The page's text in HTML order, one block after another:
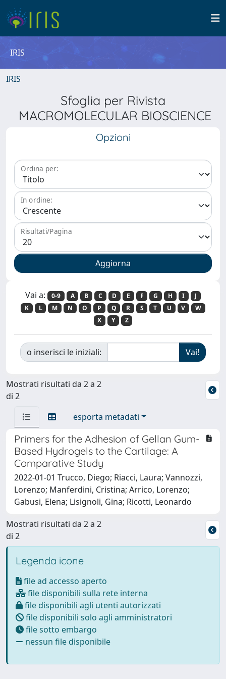
IRIS
IRIS
Sfoglia per Rivista
MACROMOLECULAR BIOSCIENCE
Opzioni
Ordina per:
In ordine:
Risultati/Pagina
Vai a: 0-9 A B C D E F G H I
J
K
L M N O P Q R S T U V
W
X
Y Z
o inserisci le iniziali:
Mostrati risultati da 2 a 2
di 2
esporta metadati
Primers for the Adhesion of Gellan Gum-
Based Hydrogels to the Cartilage: A
Comparative Study
2022-01-01 Trucco, Diego; Riacci, Laura; Vannozzi,
Lorenzo; Manferdini, Cristina; Arrico, Lorenzo;
Gabusi, Elena; Lisignoli, Gina; Ricotti, Leonardo
Mostrati risultati da 2 a 2
di 2
Legenda icone
file ad accesso aperto
file disponibili sulla rete interna
file disponibili agli utenti autorizzati
file disponibili solo agli amministratori
file sotto embargo
nessun file disponibile